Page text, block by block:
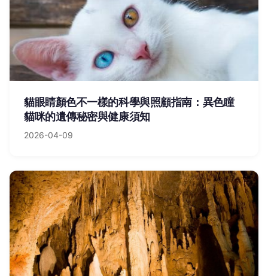
貓眼睛顏色不一樣的科學與照顧指南：異色瞳
貓咪的遺傳秘密與健康須知
2026-04-09